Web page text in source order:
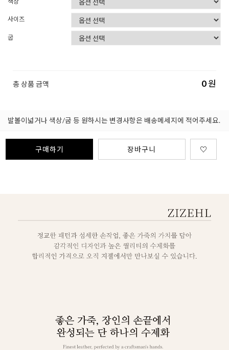
사이즈
굽
총 상품 금액 0원
발볼이넓거나 색상/굽 등 원하시는 변경사항은 배송메세지에 적어주세요.
구매하기 장바구니 ♡